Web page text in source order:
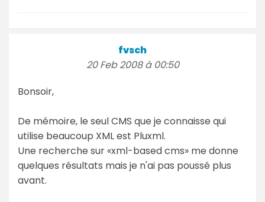
fvsch
20 Feb 2008 à 00:50
Bonsoir,
De mémoire, le seul CMS que je connaisse qui
utilise beaucoup XML est Pluxml.
Une recherche sur «xml-based cms» me donne
quelques résultats mais je n'ai pas poussé plus
avant.